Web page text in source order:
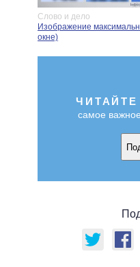
Слово и дело
Изображение
окне)
ЧИТАЙТЕ
самое